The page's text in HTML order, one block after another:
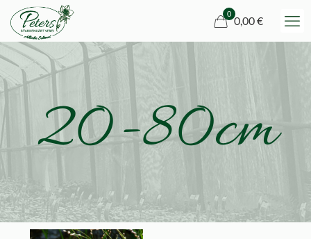
0
0,00 €
20-80cm